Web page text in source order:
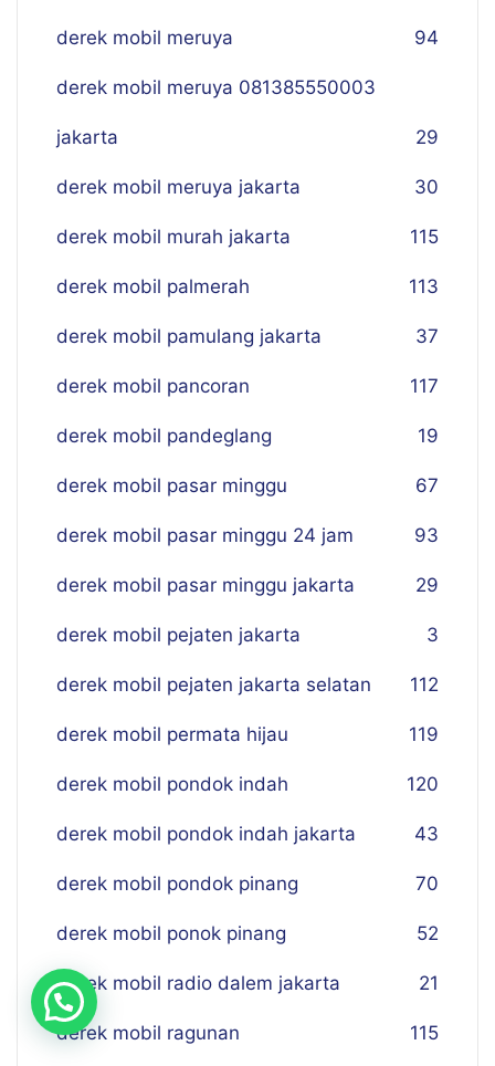
derek mobil meruya 94
derek mobil meruya 081385550003
jakarta 29
derek mobil meruya jakarta 30
derek mobil murah jakarta 115
derek mobil palmerah 113
derek mobil pamulang jakarta 37
derek mobil pancoran 117
derek mobil pandeglang 19
derek mobil pasar minggu 67
derek mobil pasar minggu 24 jam 93
derek mobil pasar minggu jakarta 29
derek mobil pejaten jakarta 3
derek mobil pejaten jakarta selatan 112
derek mobil permata hijau 119
derek mobil pondok indah 120
derek mobil pondok indah jakarta 43
derek mobil pondok pinang 70
derek mobil ponok pinang 52
derek mobil radio dalem jakarta 21
derek mobil ragunan 115